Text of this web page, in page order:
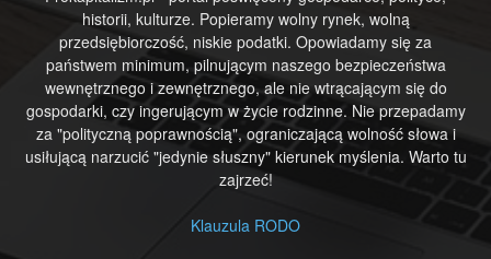
historii, kulturze. Popieramy wolny rynek, wolną
przedsiębiorczość, niskie podatki. Opowiadamy się za
państwem minimum, pilnującym naszego bezpieczeństwa
wewnętrznego i zewnętrznego, ale nie wtrącającym się do
gospodarki, czy ingerującym w życie rodzinne. Nie przepadamy
za "polityczną poprawnością", ograniczającą wolność słowa i
usiłującą narzucić "jedynie słuszny" kierunek myślenia. Warto tu
zajrzeć!
Klauzula RODO